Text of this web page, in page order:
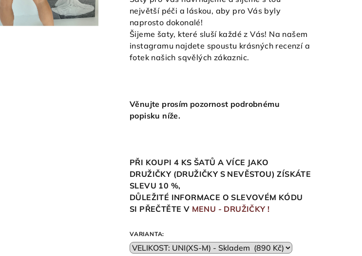
největší péči a láskou, aby pro Vás byly
naprosto dokonalé!
Šijeme šaty, které sluší každé z Vás! Na našem
instagramu najdete spoustu krásných recenzí a
fotek našich sqvělých zákaznic.
Věnujte prosím pozornost podrobnému
popisku níže.
PŘI KOUPI 4 KS ŠATŮ A VÍCE JAKO
DRUŽIČKY (DRUŽIČKY S NEVĚSTOU) ZÍSKÁTE
SLEVU 10 %,
DŮLEŽITÉ INFORMACE O SLEVOVÉM KÓDU
SI PŘEČTĚTE V MENU - DRUŽIČKY !
VARIANTA: